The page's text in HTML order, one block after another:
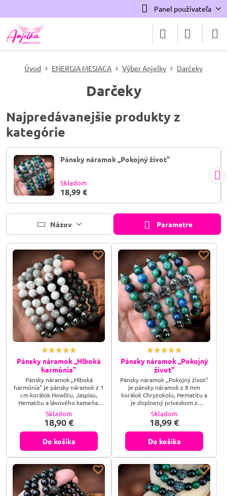
Panel používateľa
Úvod ENERGIA MESIACA Výber Anjelky Darčeky
Darčeky
Najpredávanejšie produkty z
kategórie
Pánsky náramok ,,Pokojný život"
Skladom
18,99 €
Názov Parametre
Pánsky náramok ,,Hlboká
harmónia"
Pánsky náramok ,,Hlboká
harmónia" je pánsky náramok z 1
cm korálok Howlitu, Jaspisu,
Hematitu a lávového kameňa,
doplnený úzkou čiernou
zirkónovou rondelkou.
Skladom
18,90 €
Do košíka
Pánsky náramok ,,Pokojný
život"
Pánsky náramok ,,Pokojný život"
je pánsky náramok z 8 mm
korálok Chryzokolu, Hematitu a
je doplnený príveskom z
hematitu v tvare symbolu Strom
života.
Skladom
18,99 €
Do košíka